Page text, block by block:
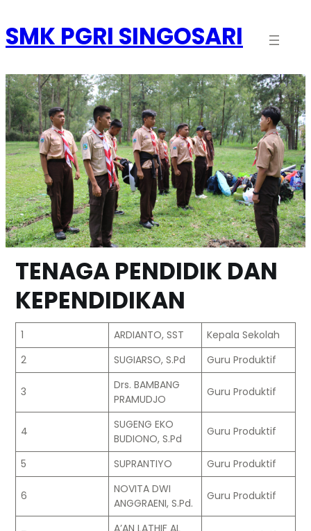
to
content
SMK PGRI SINGOSARI
TENAGA PENDIDIK DAN
KEPENDIDIKAN
1 ARDIANTO, SST
Kepala Sekolah
2
SUGIARSO, S.Pd Guru Produktif
3
Drs. BAMBANG
PRAMUDJO
Guru Produktif
4
SUGENG EKO
BUDIONO, S.Pd
Guru Produktif
5 SUPRANTIYO Guru Produktif
6
NOVITA DWI
ANGGRAENI, S.Pd.
Guru Produktif
A’AN LATHIF AL